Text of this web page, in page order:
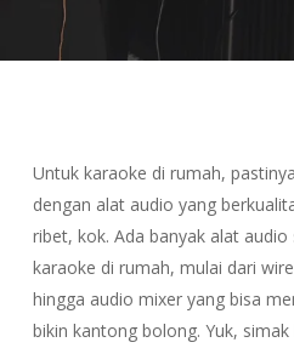
Untuk karaoke di rumah,
dengan alat audio yang
ribet, kok. Ada banyak alat
karaoke di rumah, mulai dari
hingga audio mixer yang bisa
bikin kantong bolong. Yuk,